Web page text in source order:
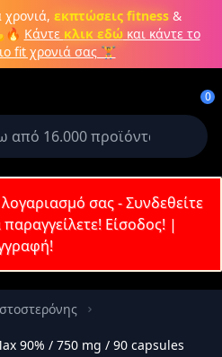
εκπτώσεις fitness&
Κάντε κλικ εδώκαι κάντε το
fit χρονιά σας 🏋️
0
Aμινοξέα Καύση λίπους
σας - Συνδεθείτε
Είσοδος!|
90% / 750 mg / 90 capsules
λογαριασμό ή
την ολοκλήρωση της
σας
Εγγραφή